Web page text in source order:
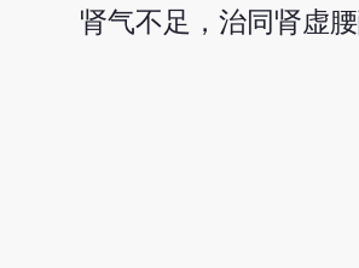
肾气不足，治同肾虚腰